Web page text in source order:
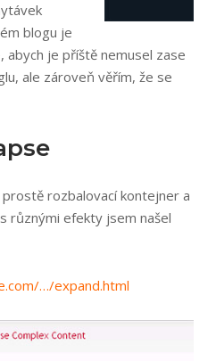
blogu je
abych je příště nemusel zase
ale zároveň věřím, že se
prostě rozbalovací kontejner a
různými efekty jsem našel
…/ex­pand.html